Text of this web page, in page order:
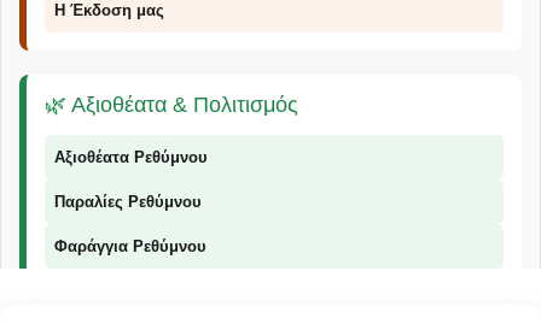
Η Έκδοση μας
🌿 Αξιοθέατα & Πολιτισμός
Αξιοθέατα Ρεθύμνου
Παραλίες Ρεθύμνου
Φαράγγια Ρεθύμνου